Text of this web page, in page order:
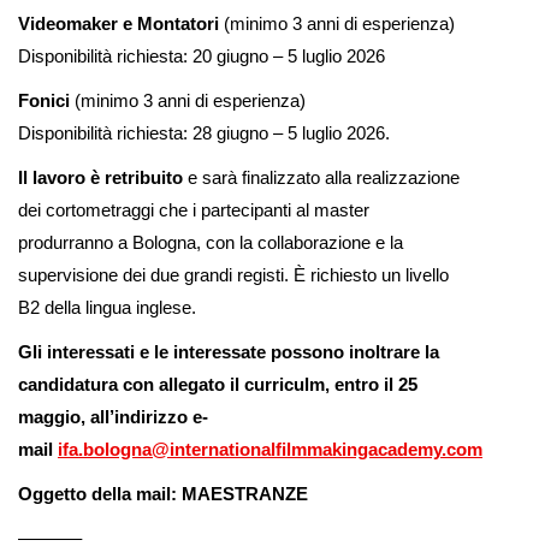
Videomaker e Montatori (minimo 3 anni di esperienza)
Disponibilità richiesta: 20 giugno – 5 luglio 2026
Fonici (minimo 3 anni di esperienza)
Disponibilità richiesta: 28 giugno – 5 luglio 2026.
Il lavoro è retribuito e sarà finalizzato alla realizzazione
dei cortometraggi che i partecipanti al master
produrranno a Bologna, con la collaborazione e la
supervisione dei due grandi registi. È richiesto un livello
B2 della lingua inglese.
Gli interessati e le interessate possono inoltrare la
candidaturacon allegato il curriculm, entro il 25
maggio, all’indirizzo e-
mail ifa.bologna@internationalfilmmakingacademy.com
Oggetto della mail: MAESTRANZE
———–